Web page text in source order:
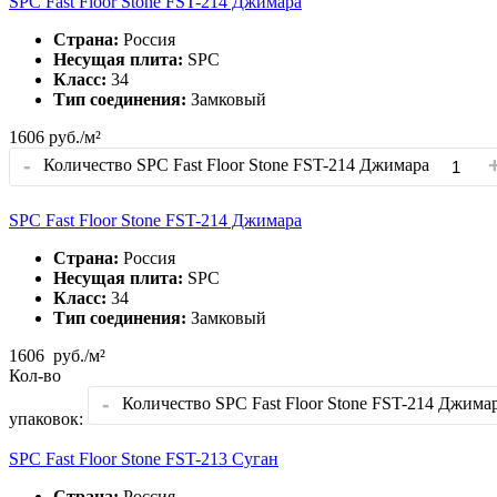
Страна: Россия
Несущая плита: SPC
Класс: 34
Тип соединения: Замковый
1606 руб./м²
- Количество SPC Fast Floor Stone FST-214 Джимара
SPC Fast Floor Stone FST-214 Джимара
Страна: Россия
Несущая плита: SPC
Класс: 34
Тип соединения: Замковый
1606 руб./м²
Кол-во
упаковок:
- Количество SPC Fast Floor Stone FST-214
SPC Fast Floor Stone FST-213 Суган